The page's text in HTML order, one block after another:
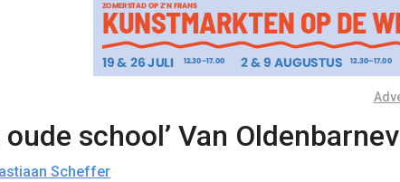
oude school’ Van
Scheffer